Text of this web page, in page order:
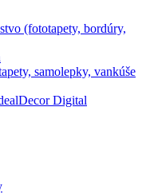
(fototapety, bordúry,
samolepky, vankúše
Digital